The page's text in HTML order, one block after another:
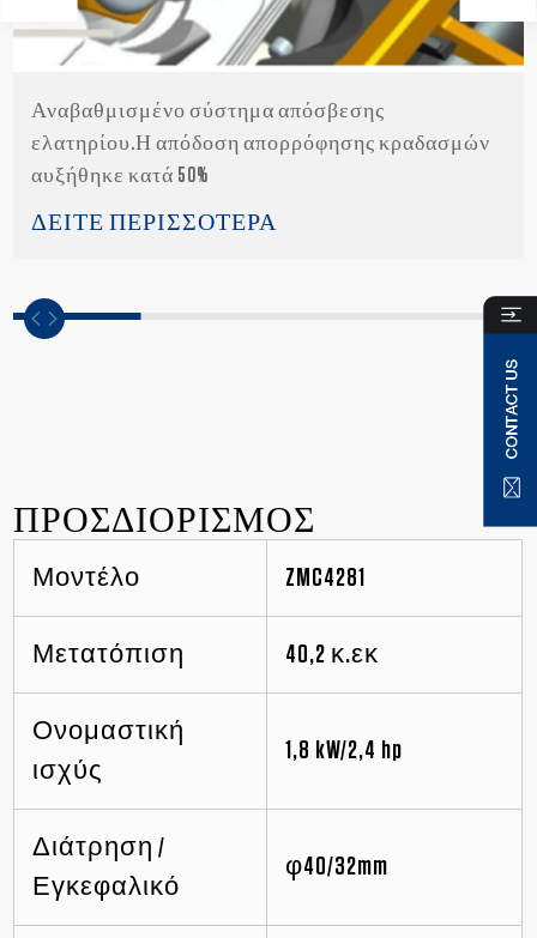
Αναβαθμισμένο σύστημα απόσβεσης
ελατηρίου.Η απόδοση απορρόφησης κραδασμών
αυξήθηκε κατά 50%
ΔΕΙΤΕ ΠΕΡΙΣΣΟΤΕΡΑ
ΠΡΟΣΔΙΟΡΙΣΜΟΣ
Μοντέλο ZMC4281
Μετατόπιση 40,2 κ.εκ
Ονομαστική
ισχύς
1,8 kW/2,4 hp
Διάτρηση /
Εγκεφαλικό
φ40/32mm